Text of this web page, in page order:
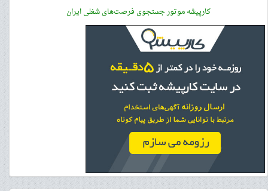
کارپیشه موتور جستجوی فرصت‌های شغلی ایران